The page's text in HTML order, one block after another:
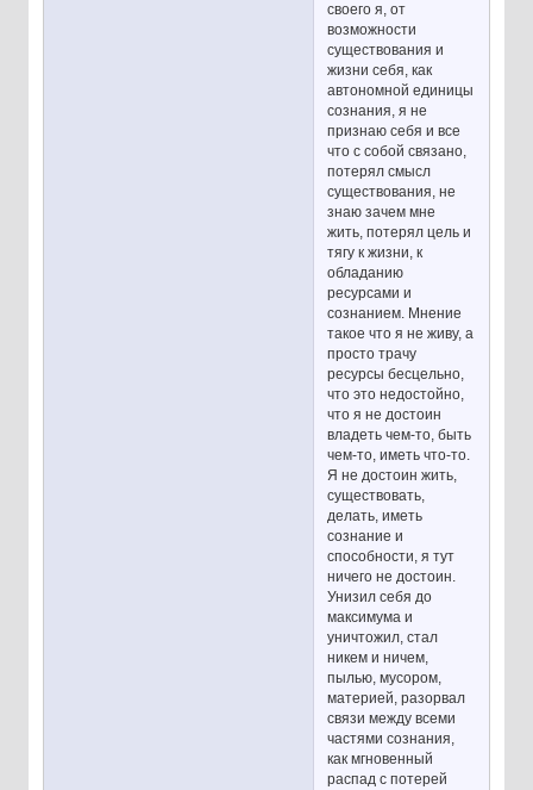
своего я, от
возможности
существования и
жизни себя, как
автономной единицы
сознания, я не
признаю себя и все
что с собой связано,
потерял смысл
существования, не
знаю зачем мне
жить, потерял цель и
тягу к жизни, к
обладанию
ресурсами и
сознанием. Мнение
такое что я не живу, а
просто трачу
ресурсы бесцельно,
что это недостойно,
что я не достоин
владеть чем-то, быть
чем-то, иметь что-то.
Я не достоин жить,
существовать,
делать, иметь
сознание и
способности, я тут
ничего не достоин.
Унизил себя до
максимума и
уничтожил, стал
никем и ничем,
пылью, мусором,
материей, разорвал
связи между всеми
частями сознания,
как мгновенный
распад с потерей